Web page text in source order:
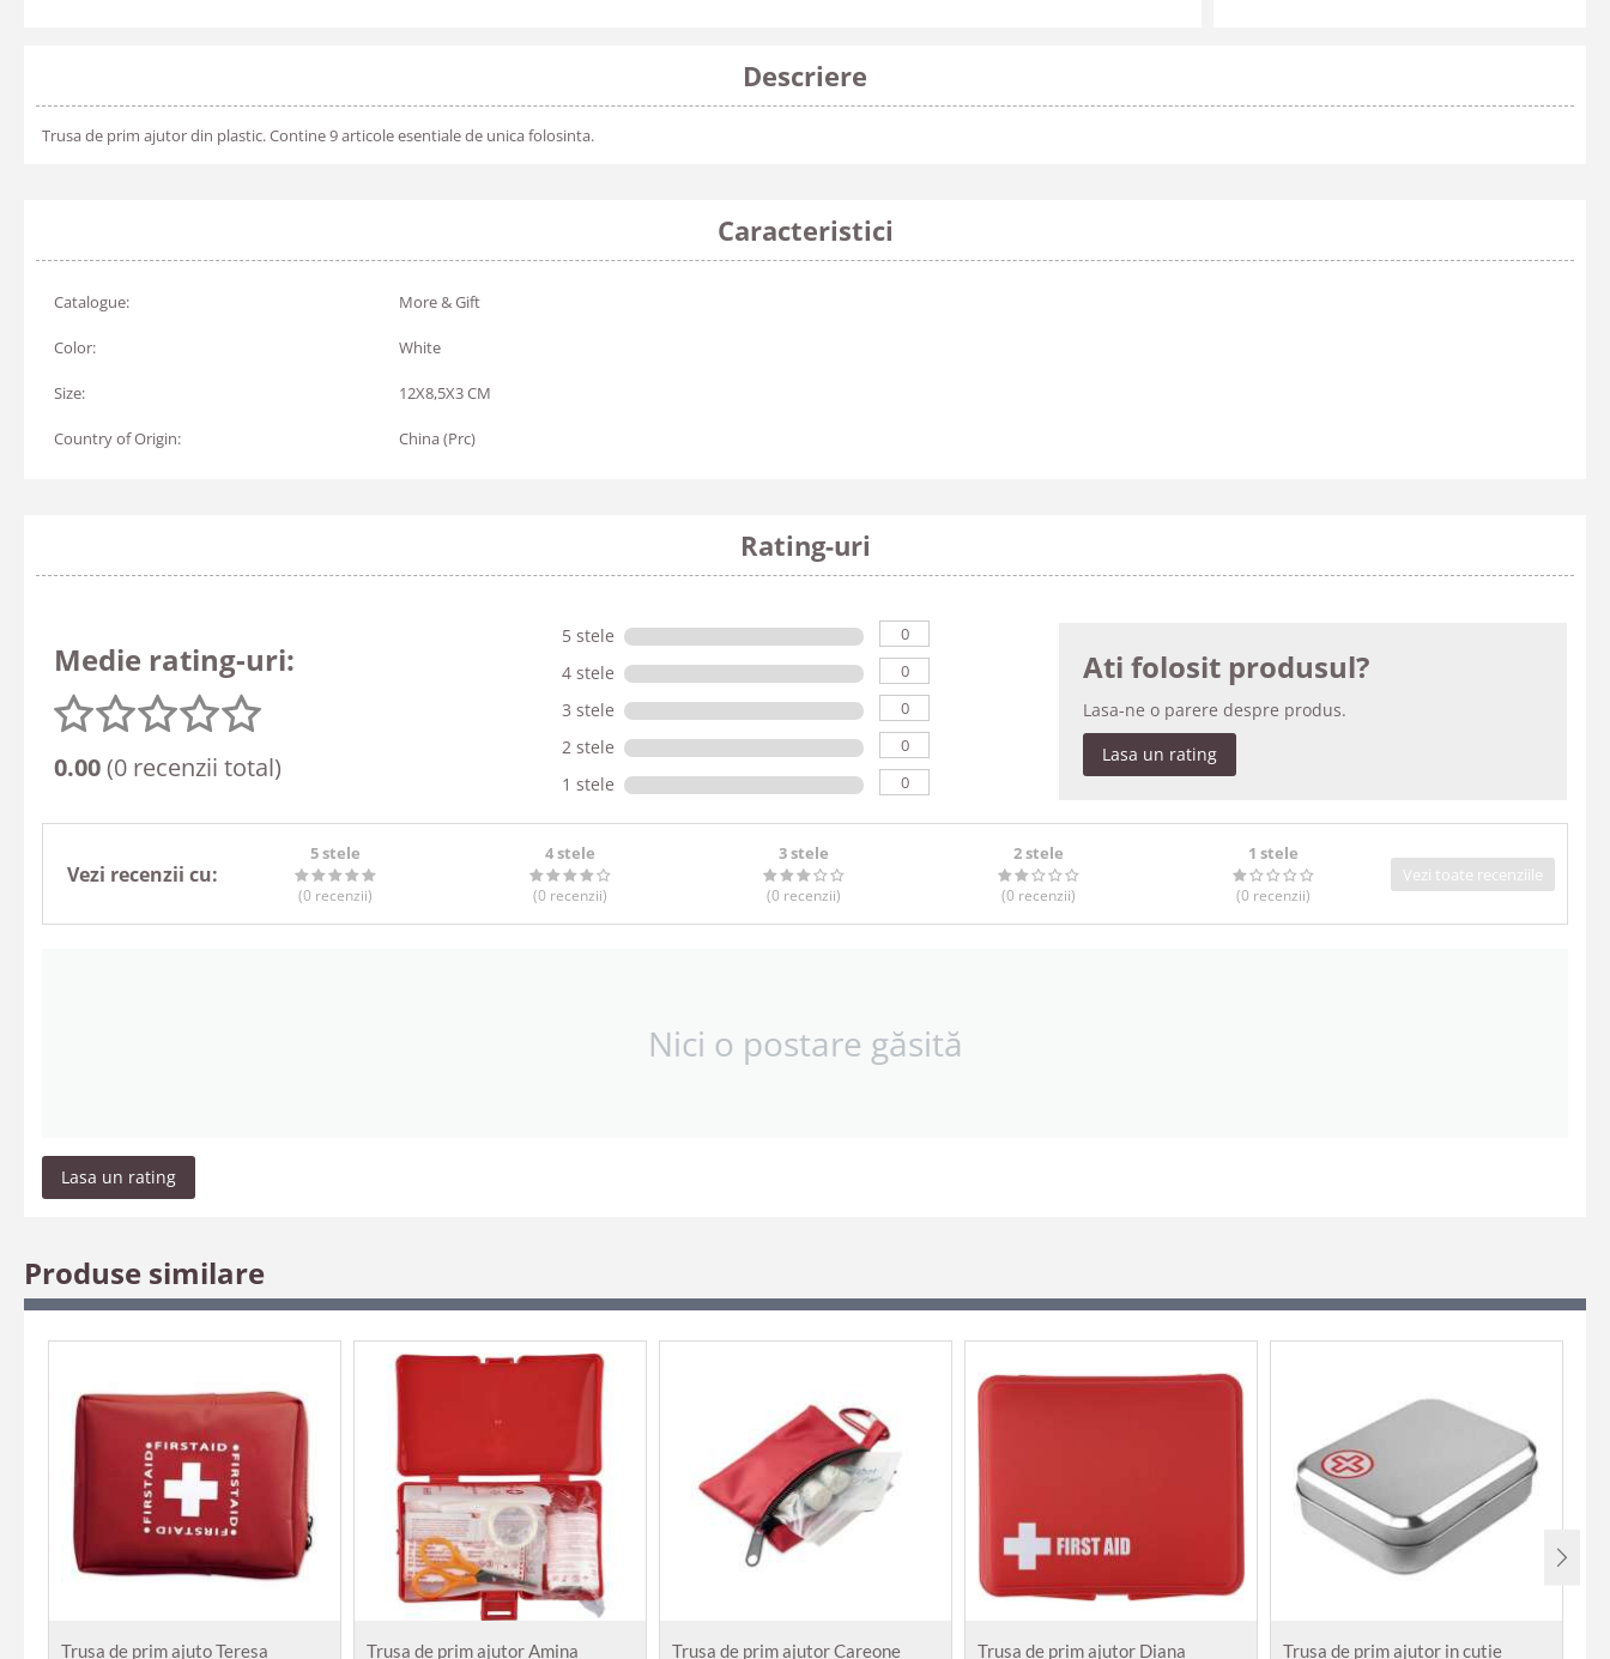
Descriere
Trusa de prim ajutor din plastic. Contine 9 articole esentiale de unica folosinta.
Caracteristici
Catalogue: More & Gift
Color: White
Size: 12X8,5X3 CM
Country of Origin: China (Prc)
Rating-uri
Medie rating-uri:
0.00(0 recenzii total)
5 stele 0
4 stele 0
3 stele 0
2 stele 0
1 stele 0
Ati folosit produsul?
Lasa-ne o parere despre produs.
Lasa un rating
Vezi recenzii cu:
5 stele
(0 recenzii)
4 stele
(0 recenzii)
3 stele
(0 recenzii)
2 stele
(0 recenzii)
1 stele
(0 recenzii)
Vezi toate recenziile
Nici o postare găsită
Lasa un rating
Produse similare
Trusa de prim ajuto Teresa Trusa de prim ajutor Amina Trusa de prim ajutor Careone Trusa de prim ajutor Diana Trusa de prim ajutor in cutie